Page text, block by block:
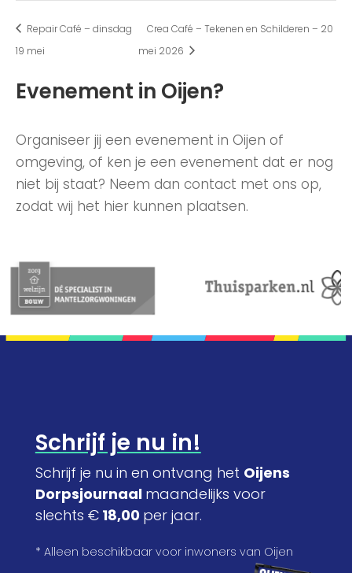
Repair Café – dinsdag
19 mei
Crea Café – Tekenen en Schilderen – 20
mei 2026
Evenement in Oijen?
Organiseer jij een evenement in Oijen of
omgeving, of ken je een evenement dat er nog
niet bij staat? Neem dan contact met ons op,
zodat wij het hier kunnen plaatsen.
Schrijf je nu in!
Schrijf je nu in en ontvang het Oijens
Dorpsjournaal maandelijks voor
slechts €18,00 per jaar.
* Alleen beschikbaar voor inwoners van Oijen